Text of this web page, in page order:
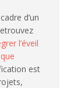
d’un
l’éveil
est